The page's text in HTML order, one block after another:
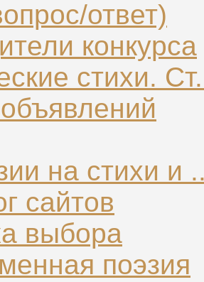
ответ)
конкурса
стихи.
на стихи и
сайтов
выбора
поэзия